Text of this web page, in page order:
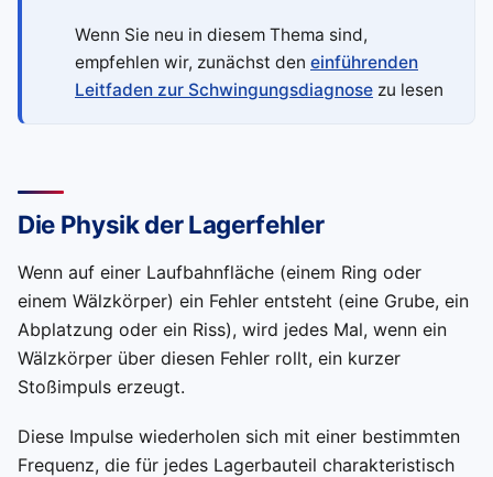
Wenn Sie neu in diesem Thema sind,
empfehlen wir, zunächst den einführenden
Leitfaden zur Schwingungsdiagnose zu lesen
Die Physik der Lagerfehler
Wenn auf einer Laufbahnfläche (einem Ring oder
einem Wälzkörper) ein Fehler entsteht (eine Grube, ein
Abplatzung oder ein Riss), wird jedes Mal, wenn ein
Wälzkörper über diesen Fehler rollt, ein kurzer
Stoßimpuls erzeugt.
Diese Impulse wiederholen sich mit einer bestimmten
Frequenz, die für jedes Lagerbauteil charakteristisch